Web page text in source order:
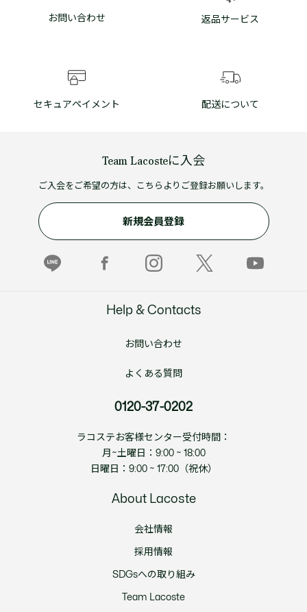
お問い合わせ 返品サービス
セキュアペイメント 配送について
Team Lacosteに入会
ご入会をご希望の方は、こちらよりご登録お願いします。
新規会員登録
Help & Contacts
お問い合わせ
よくある質問
0120-37-0202
ラコステお客様センター受付時間：
月~土曜日：9:00 ~ 18:00
日曜日：9:00 ~ 17:00（祝休）
About Lacoste
会社情報
採用情報
SDGsへの取り組み
Team Lacoste